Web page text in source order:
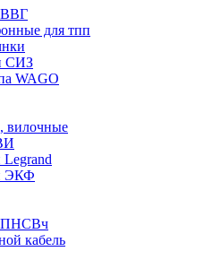
для тпп
СИЗ
WAGO
вилочные
ЭКФ
ПНСВч
кабель